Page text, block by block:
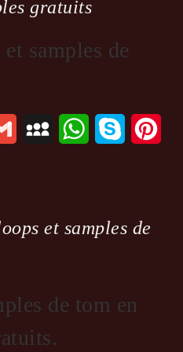
gratuits
samples de
Gmail MySpaceWhatsAppSkype
et samples de
de tom en